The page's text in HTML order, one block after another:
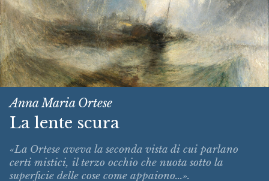
Anna Maria Ortese
La lente scura
«La Ortese aveva la seconda vista di cui parlano
certi mistici, il terzo occhio che nuota sotto la
superficie delle cose come appaiono...».